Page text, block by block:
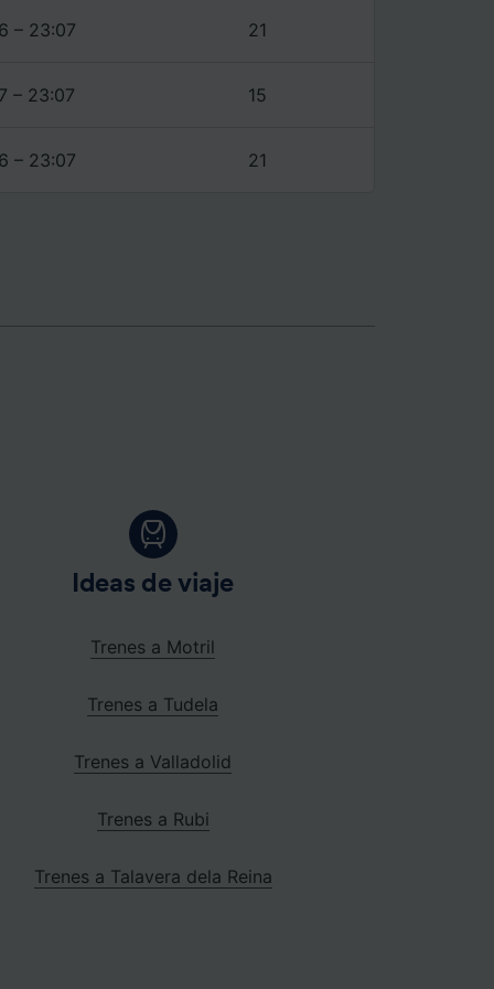
– 23:07 21
– 23:07 15
– 23:07 21
Ideas de viaje
Trenes a Motril
Trenes a Tudela
Trenes a Valladolid
Trenes a Rubi
Trenes a Talavera dela Reina